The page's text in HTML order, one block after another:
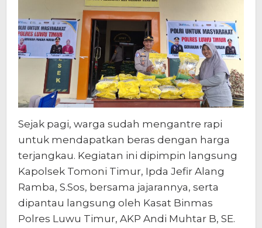
Sejak pagi, warga sudah mengantre rapi
untuk mendapatkan beras dengan harga
terjangkau. Kegiatan ini dipimpin langsung
Kapolsek Tomoni Timur, Ipda Jefir Alang
Ramba, S.Sos, bersama jajarannya, serta
dipantau langsung oleh Kasat Binmas
Polres Luwu Timur, AKP Andi Muhtar B, SE.